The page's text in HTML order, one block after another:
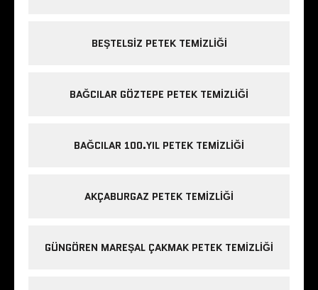
BEŞTELSIZ PETEK TEMIZLIĞI
BAĞCILAR GÖZTEPE PETEK TEMIZLIĞI
BAĞCILAR 100.YIL PETEK TEMIZLIĞI
AKÇABURGAZ PETEK TEMIZLIĞI
GÜNGÖREN MAREŞAL ÇAKMAK PETEK TEMIZLIĞI